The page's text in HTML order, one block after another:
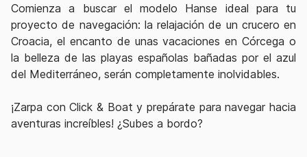
Comienza a buscar el modelo Hanse ideal para tu
proyecto de navegación: la relajación de un crucero en
Croacia, el encanto de unas vacaciones en Córcega o
la belleza de las playas españolas bañadas por el azul
del Mediterráneo, serán completamente inolvidables.
¡Zarpa con Click & Boat y prepárate para navegar hacia
aventuras increíbles! ¿Subes a bordo?